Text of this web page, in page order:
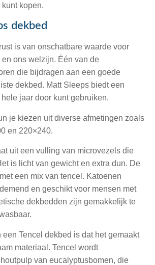
kopen.
dekbed
is van onschatbare waarde voor
ons welzijn. Één van de
die bijdragen aan een goede
dekbed. Matt Sleeps biedt een
jaar door kunt gebruiken.
je kiezen uit diverse afmetingen zoals
en 220×240.
uit een vulling van microvezels die
is licht van gewicht en extra dun. De
een mix van tencel. Katoenen
en geschikt voor mensen met
dekbedden zijn gemakkelijk te
een Tencel dekbed is dat het gemaakt
materiaal. Tencel wordt
van eucalyptusbomen, die